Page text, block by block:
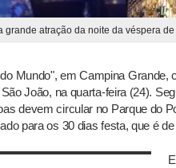
grande atração da noite da véspera
Mundo", em Campina Grande,
João, na quarta-feira (24).
devem circular no Parque do
para os 30 dias festa, que é